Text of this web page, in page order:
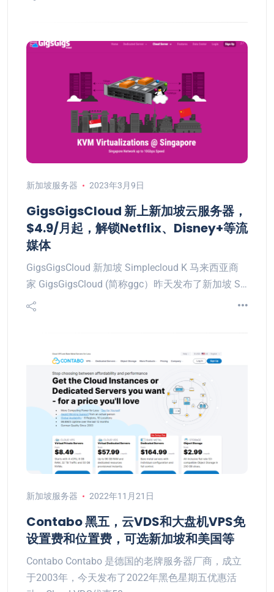
新加坡服务器 2023年3月9日
GigsGigsCloud 新上新加坡云服务器，
$4.9/月起，解锁Netflix、Disney+等流
媒体
GigsGigsCloud 新加坡 Simplecloud K 马来西亚商
家 GigsGigsCloud (简称ggc）昨天发布了新加坡 S…
新加坡服务器 2022年11月21日
Contabo 黑五，云VDS和大盘机VPS免
设置费和位置费，可选新加坡和美国等
Contabo Contabo 是德国的老牌服务器厂商，成立
于2003年，今天发布了2022年黑色星期五优惠活